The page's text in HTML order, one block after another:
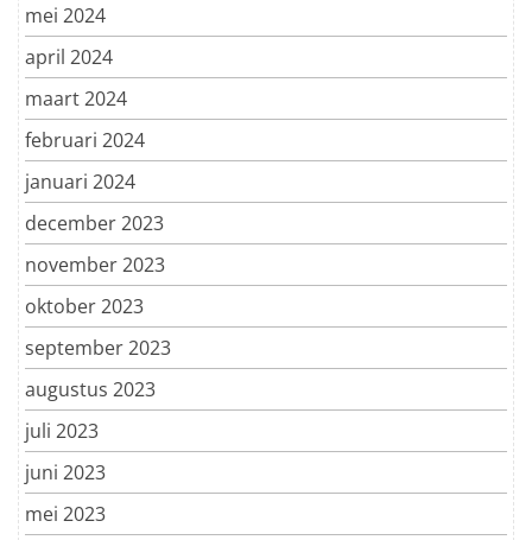
mei 2024
april 2024
maart 2024
februari 2024
januari 2024
december 2023
november 2023
oktober 2023
september 2023
augustus 2023
juli 2023
juni 2023
mei 2023